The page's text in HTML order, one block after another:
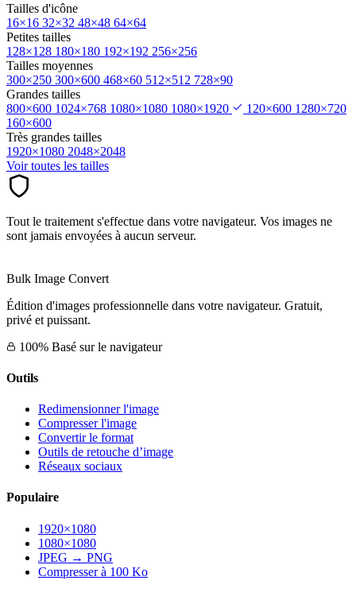
Tailles d'icône
16×16 32×32 48×48 64×64
Petites tailles
128×128 180×180 192×192 256×256
Tailles moyennes
300×250 300×600 468×60 512×512 728×90
Grandes tailles
800×600 1024×768 1080×1080 1080×1920 120×600 1280×720
160×600
Très grandes tailles
1920×1080 2048×2048
Voir toutes les tailles
Tout le traitement s'effectue dans votre navigateur. Vos images ne
sont jamais envoyées à aucun serveur.
Bulk Image Convert
Édition d'images professionnelle dans votre navigateur. Gratuit,
privé et puissant.
100% Basé sur le navigateur
Outils
Redimensionner l'image
Compresser l'image
Convertir le format
Outils de retouche d’image
Réseaux sociaux
Populaire
1920×1080
1080×1080
JPEG → PNG
Compresser à 100 Ko